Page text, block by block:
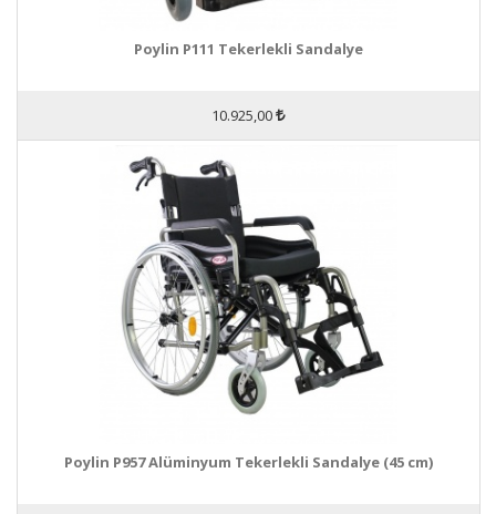
Poylin P111 Tekerlekli Sandalye
10.925,00
Poylin P957 Alüminyum Tekerlekli Sandalye (45 cm)